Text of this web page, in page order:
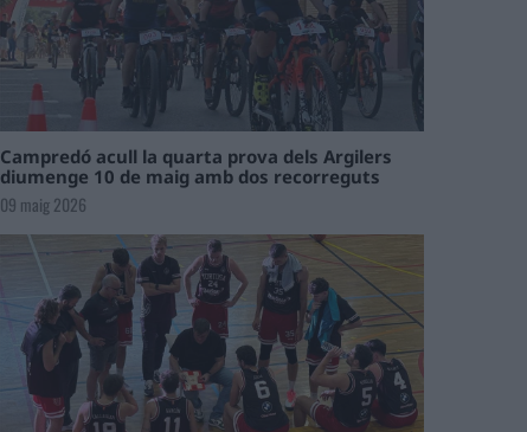
Campredó acull la quarta prova dels Argilers
diumenge 10 de maig amb dos recorreguts
09 maig 2026